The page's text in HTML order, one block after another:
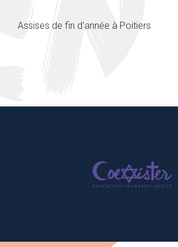
Assises de fin d'année à Poitiers